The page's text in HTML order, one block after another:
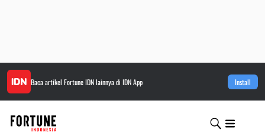
Baca artikel Fortune IDNlainnya di IDN App Install